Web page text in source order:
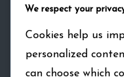
Privacybeleid
Zoeken
We respect your
Cookies help us
personalized
can choose which